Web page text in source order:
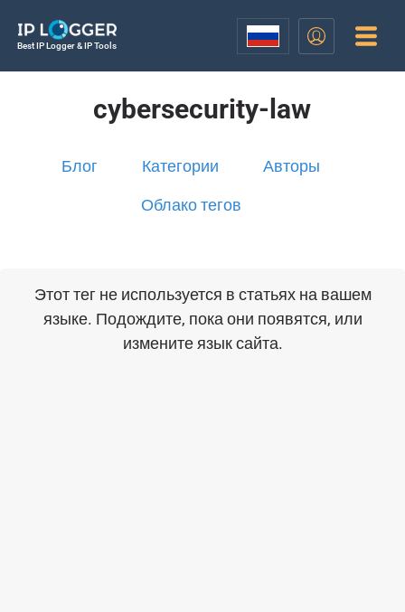
Best IP Logger & IP Tools
cybersecurity-law
Блог Категории Авторы
Облако тегов